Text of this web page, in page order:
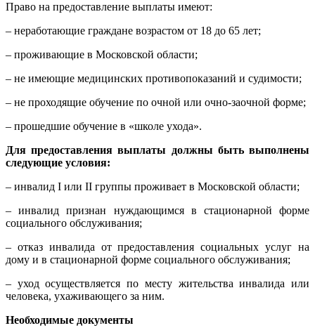
Право на предоставление выплаты имеют:
– неработающие граждане возрастом от 18 до 65 лет;
– проживающие в Московской области;
– не имеющие медицинских противопоказаний и судимости;
– не проходящие обучение по очной или очно-заочной форме;
– прошедшие обучение в «школе ухода».
Для предоставления выплаты должны быть выполнены
следующие условия:
– инвалид I или II группы проживает в Московской области;
– инвалид признан нуждающимся в стационарной форме
социального обслуживания;
– отказ инвалида от предоставления социальных услуг на
дому и в стационарной форме социального обслуживания;
– уход осуществляется по месту жительства инвалида или
человека, ухаживающего за ним.
Необходимые документы